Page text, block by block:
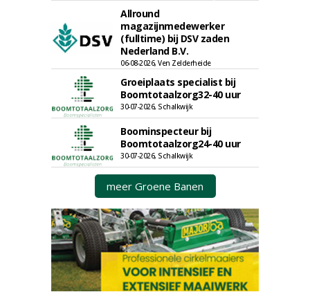
Allround
magazijnmedewerker
(fulltime) bij DSV zaden
Nederland B.V.
06-08-2026, Ven Zelderheide
Groeiplaats specialist bij
Boomtotaalzorg32-40 uur
30-07-2026, Schalkwijk
Boominspecteur bij
Boomtotaalzorg24-40 uur
30-07-2026, Schalkwijk
meer Groene Banen